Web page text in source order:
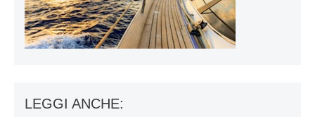
LEGGI ANCHE: